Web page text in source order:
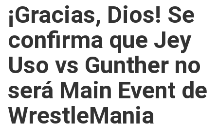
¡Gracias, Dios! Se
confirma que Jey
Uso vs Gunther no
será Main Event de
WrestleMania